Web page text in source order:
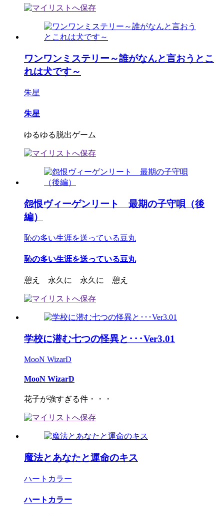
ワンワンミステリー～誰がなんと言おうとこ
れは犬です～
朱星
朱星
ゆるゆる脱出ゲーム
怨恨ヴィーゲンリート 最期の子守唄（後
編）
恥の多い生涯を送っている豆丸
恥の多い生涯を送っている豆丸
憩え 永久に 永久に 憩え
学校に潜む七つの怪異と･･･Ver3.01
MooN WizarD
MooN WizarD
花子が強すぎる件・・・
魔法とあなたと運命のキス
ハートカラー
ハートカラー